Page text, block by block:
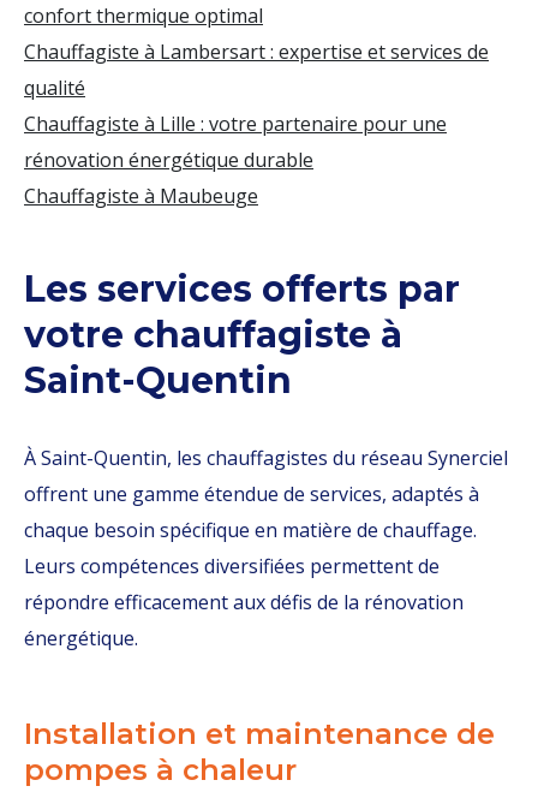
confort thermique optimal
Chauffagiste à Lambersart : expertise et services de
qualité
Chauffagiste à Lille : votre partenaire pour une
rénovation énergétique durable
Chauffagiste à Maubeuge
Les services offerts par
votre chauffagiste à
Saint-Quentin
À Saint-Quentin, les chauffagistes du réseau Synerciel
offrent une gamme étendue de services, adaptés à
chaque besoin spécifique en matière de chauffage.
Leurs compétences diversifiées permettent de
répondre efficacement aux défis de la rénovation
énergétique.
Installation et maintenance de
pompes à chaleur